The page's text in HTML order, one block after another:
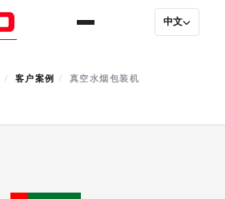
中文
/ 客户案例 / 真空水烟包装机